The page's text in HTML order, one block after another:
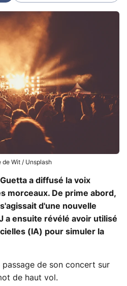
Wit / Unsplash
a diffusé la voix
morceaux. De prime abord,
d'une nouvelle
a ensuite révélé avoir utilisé
(IA) pour simuler la
de son concert sur
de haut vol.